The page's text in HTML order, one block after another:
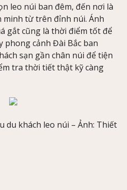
leo núi ban đêm, đến nơi là
minh từ trên đỉnh núi. Ánh
gắt cũng là thời điểm tốt để
phong cảnh Đài Bắc ban
sạn gần chân núi để tiện
tra thời tiết thật kỹ càng
du khách leo núi – Ảnh: Thiết